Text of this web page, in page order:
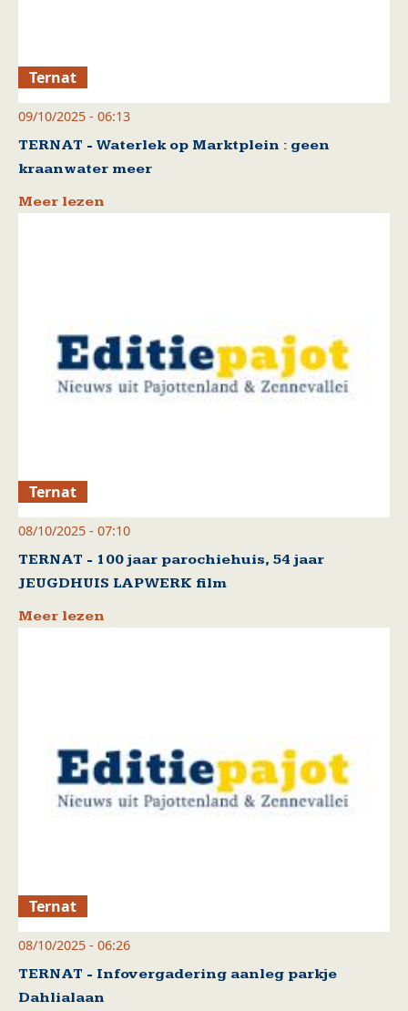
Ternat
09/10/2025 - 06:13
TERNAT - Waterlek op Marktplein : geen
kraanwater meer
Meer lezen
Ternat
08/10/2025 - 07:10
TERNAT - 100 jaar parochiehuis, 54 jaar
JEUGDHUIS LAPWERK film
Meer lezen
Ternat
08/10/2025 - 06:26
TERNAT - Infovergadering aanleg parkje
Dahlialaan